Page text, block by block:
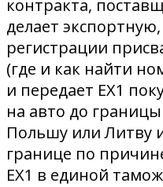
контракта,
делает
регистрации
(где и как найти
и передает EX1
на авто до
Польшу или Литву
границе по
EX1 в единой